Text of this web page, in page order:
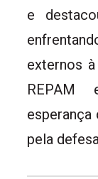
e
externos
REPAM
pela